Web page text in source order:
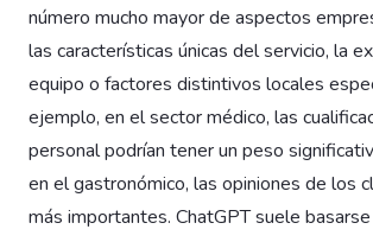
número mucho mayor de aspectos
las características únicas del servicio, la
equipo o factores distintivos locales
ejemplo, en el sector médico, las
personal podrían tener un peso
en el gastronómico, las opiniones de los
más importantes. ChatGPT suele